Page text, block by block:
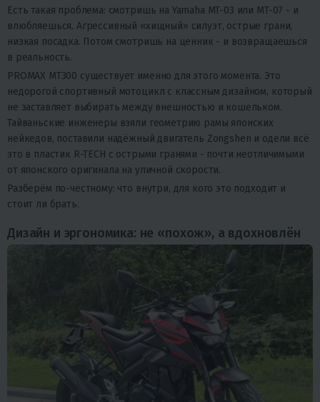
Есть такая проблема: смотришь на Yamaha MT-03 или MT-07 - и
влюбляешься. Агрессивный «хищный» силуэт, острые грани,
низкая посадка. Потом смотришь на ценник - и возвращаешься
в реальность.
PROMAX MT300 существует именно для этого момента. Это
недорогой спортивный мотоцикл с классным дизайном, который
не заставляет выбирать между внешностью и кошельком.
Тайваньские инженеры взяли геометрию рамы японских
нейкедов, поставили надёжный двигатель Zongshen и одели всё
это в пластик R-TECH с острыми гранями - почти неотличимыми
от японского оригинала на уличной скорости.
Разберём по-честному: что внутри, для кого это подходит и
стоит ли брать.
Дизайн и эргономика: не «похож», а вдохновлён